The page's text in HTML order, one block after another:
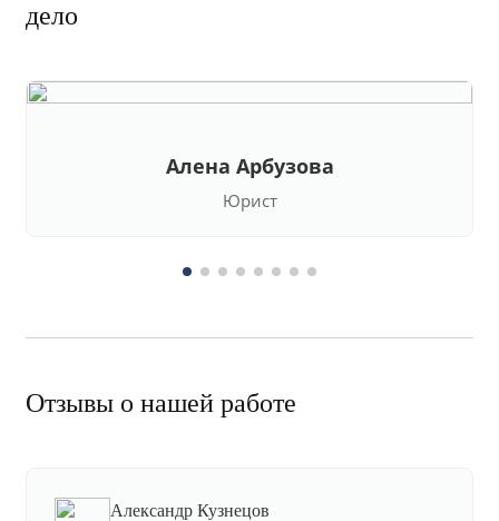
дело
Алена Арбузова
Юрист
Отзывы о нашей работе
Александр Кузнецов